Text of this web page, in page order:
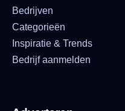
Bedrijven
Categorieën
Inspiratie & Trends
Bedrijf aanmelden